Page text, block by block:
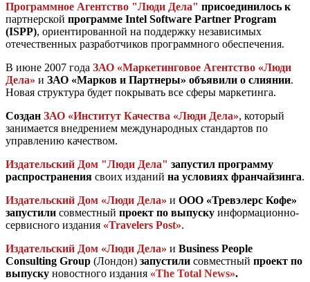
Программное Агентство "Люди Дела" присоединилось к
партнерской программе Intel Software Partner Program
(ISPP), ориентированной на поддержку независимых
отечественных разработчиков программного обеспечения.
В июне 2007 года ЗАО «Маркетинговое Агентство «Люди
Дела» и ЗАО «Марков и Партнеры» объявили о слиянии.
Новая структура будет покрывать все сферы маркетинга.
Создан ЗАО «Институт Качества «Люди Дела», который
занимается внедрением международных стандартов по
управлению качеством.
Издательский Дом "Люди Дела" запустил программу
распространения своих изданий на условиях франчайзинга.
Издательский Дом «Люди Дела» и ООО «Тревэлерс Кофе»
запустили совместный проект по выпуску информационно-
сервисного издания «Travelers Post».
Издательский Дом «Люди Дела» и Business People
Consulting Group (Лондон) запустили совместный проект по
выпуску новостного издания «The Total News».